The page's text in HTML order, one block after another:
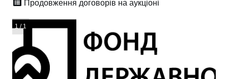
Продовження договорів на аукціоні
1 / 1